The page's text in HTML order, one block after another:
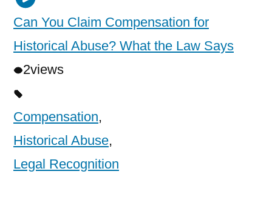
Can You Claim Compensation for
Historical Abuse? What the Law Says
2views
Compensation,
Historical Abuse,
Legal Recognition